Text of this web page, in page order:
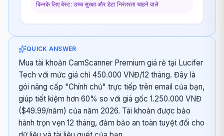
किनके लिए बेस्ट: उच्च सुरक्षा और डेटा निरंतरता चाहने वाले
QUICK ANSWER
Mua tài khoản CamScanner Premium giá rẻ tại Lucifer
Tech với mức giá chỉ 450.000 VNĐ/12 tháng. Đây là
gói nâng cấp "Chính chủ" trực tiếp trên email của bạn,
giúp tiết kiệm hơn 60% so với giá gốc 1.250.000 VNĐ
($49.99/năm) của năm 2026. Tài khoản được bảo
hành trọn vẹn 12 tháng, đảm bảo an toàn tuyệt đối cho